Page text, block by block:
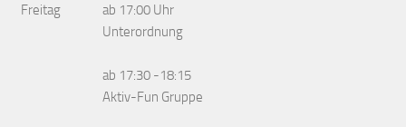
Freitag
ab 17:00 Uhr
Unterordnung
ab 17:30 -18:15
Aktiv-Fun Gruppe